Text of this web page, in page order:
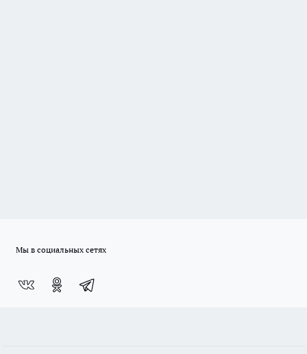
Мы в социальных сетях